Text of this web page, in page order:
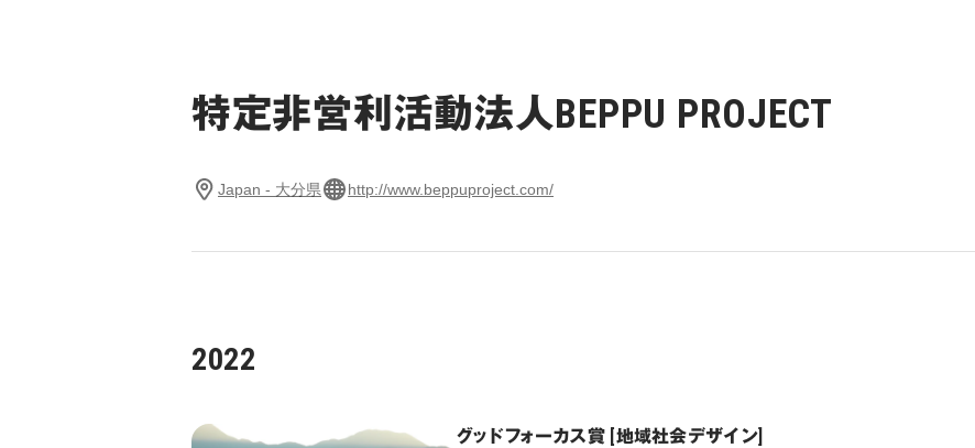
特定非営利活動法人BEPPU PROJECT
Japan - 大分県 http://www.beppuproject.com/
2022
グッドフォーカス賞 [地域社会デザイン]